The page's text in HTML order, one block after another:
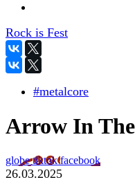
Rock is Fest
#metalcore
Arrow In
globetiktokfacebook
26.03.2025